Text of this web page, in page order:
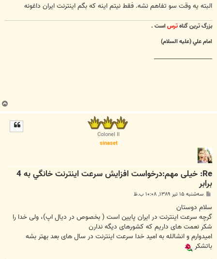
البته يه وقت سو تفاهم نشه. فقط نيتم اينه كه بگم اينترنت ايران داغونه
بزرگ ترين گناهترس است .
امام علي (عليه السلام)
________________________
Colonel II
sinaset
Re: خیلی مهم:درخواست افزايش سرعت اينترنت خانگي به 4
برابر
ت
سه‌شنبه ۱۵ تیر ۱۳۸۹, ۱۰:۰۸ ب.ظ
سلام دوستان
گرچه سرعت اینترنت در ایران پایین است ( بخصوص در دیال اپ)، ولی خدا را
شکر نعمت های داریم که کشورهای دیگه ندارن
امیدوارم و انشالله به امید خدا سرعت اینترنت در سال های بعد بهتر بشه
باتشکر